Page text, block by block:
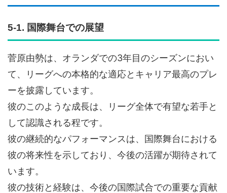
5-1. 国際舞台での展望
菅原由勢は、オランダでの3年目のシーズンにおい
て、リーグへの本格的な適応とキャリア最高のプレ
ーを披露しています。
彼のこのような成長は、リーグ全体で有望な若手と
して認識される程です。
彼の継続的なパフォーマンスは、国際舞台における
彼の将来性を示しており、今後の活躍が期待されて
います。
彼の技術と経験は、今後の国際試合での重要な貢献